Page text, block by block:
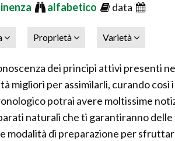
alfabetico data
Proprietà Varietà
dei principi attivi presenti
migliori per assimilarli, curando
potrai avere moltissime
naturali che ti garantiranno
modalità di preparazione per